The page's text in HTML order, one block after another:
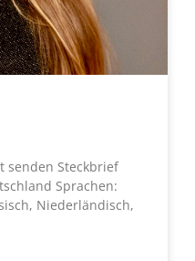
senden Steckbrief
Sprachen:
Niederländisch,